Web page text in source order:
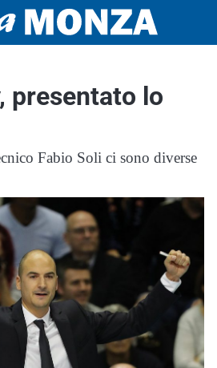
presentato lo
Fabio Soli ci sono diverse